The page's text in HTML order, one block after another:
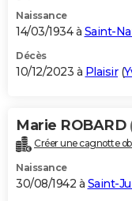
Naissance
14/03/1934 à Saint-
Décès
10/12/2023 à Plaisir(
Marie ROBARD
Créer une cagnotte
Naissance
30/08/1942 à Saint-